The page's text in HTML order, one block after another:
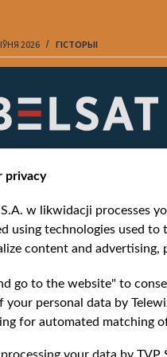
2026 ГІСТОРЫІ
privacy
S.A. w likwidacji processes
using technologies used
content and
go to the website" to
your personal data by
for automated matching